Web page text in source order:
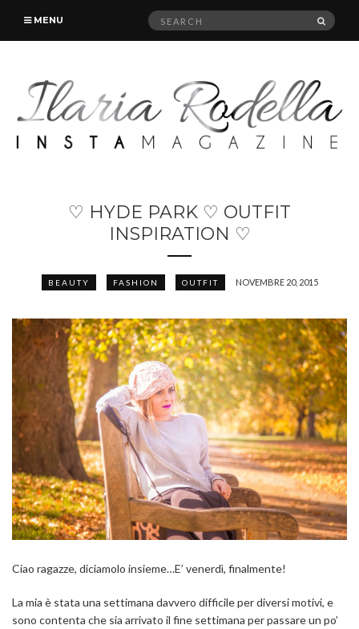
MENU
Search
♡ HYDE PARK ♡ OUTFIT
INSPIRATION ♡
BEAUTY FASHION OUTFIT NOVEMBRE 20, 2015
Ciao ragazze, diciamolo insieme…E’ venerdì, finalmente!
La mia è stata una settimana davvero difficile per diversi motivi, e
sono contenta che sia arrivato il fine settimana per passare un po’